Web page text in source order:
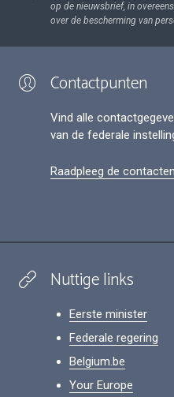
op de nieuwsbrief, in
over de bescherming van
Contactpunten
Vind alle
van de federale
Raadpleeg de
Nuttige links
Eerste minister
Federale regering
Belgium.be
Your Europe